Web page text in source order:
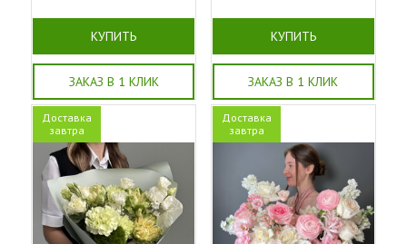
КУПИТЬ
ЗАКАЗ В 1 КЛИК
КУПИТЬ
ЗАКАЗ В 1 КЛИК
Доставка
завтра
Доставка
завтра